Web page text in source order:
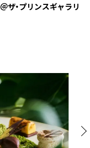
＠ザ・プリンスギャラリ